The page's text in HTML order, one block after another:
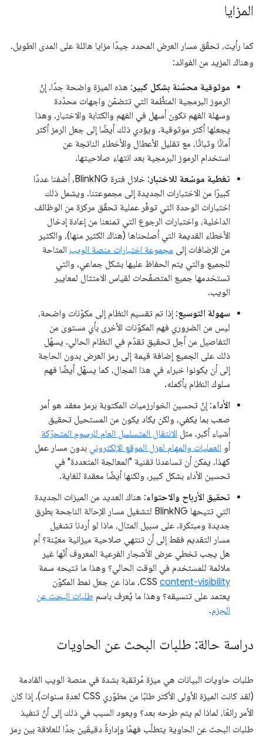
المزايا
كما رأيت، تحقّق مسار العرض المحدد جيدًا مزايا هائلة على المدى الطويل.
وهناك المزيد من الفوائد:
موثوقية محسّنة بشكل كبير : هذه الميزة واضحة جدًا. إنّ
الرموز البرمجية المنظَّمة التي تتضمّن واجهات محدّدة
وسهلة الفهم تكون أسهل في الفهم والكتابة والاختبار. وهذا
يجعلها أكثر موثوقية. ويؤدي ذلك أيضًا إلى جعل الرمز أكثر
أمانًا وثباتًا، مع تقليل الأعطال والأخطاء الناتجة عن
استخدام الرموز البرمجية بعد انتهاء صلاحيتها.
تغطية موسّعة للاختبار
: خلال فترة BlinkNG، أضفنا عددًا
كبيرًا من الاختبارات الجديدة إلى مجموعتنا. ويشمل ذلك
اختبارات الوحدة التي توفّر عملية تحقّق مركزة من الوظائف
الداخلية، واختبارات الرجوع التي تمنعنا من إعادة إدخال
الأخطاء القديمة التي أصلحناها (هناك الكثير منها)، والكثير
من الإضافات إلى مجموعة اختبارات منصة الويب المتاحة
للجميع والتي يتم الحفاظ عليها بشكل جماعي، والتي
تستخدمها جميع المتصفّحات لقياس الامتثال لمعايير
الويب.
سهولة التوسيع: إذا تم تقسيم النظام إلى مكوّنات واضحة،
ليس من الضروري فهم المكوّنات الأخرى بأي مستوى من
التفاصيل من أجل تحقيق تقدّم في النظام الحالي. يسهّل
ذلك على الجميع إضافة قيمة إلى رمز العرض بدون الحاجة
إلى أن يكونوا خبراء في هذا المجال، كما يسهّل أيضًا فهم
سلوك النظام بأكمله.
الأداء: إنّ تحسين الخوارزميات المكتوبة برمز معقد هو أمر
صعب بما يكفي، ولكن يكاد يكون من المستحيل تحقيق
أشياء أكبر، مثل الانتقال المتسلسل العام للرسوم المتحرّكة
أو العمليات والمهام لعزل الموقع الإلكتروني بدون مسار عمل
كهذا. يمكن أن تساعدنا تقنية "المعالجة المتعددة" في
تحسين الأداء بشكل كبير، ولكنها أيضًا معقدة للغاية.
تحقيق الأرباح والاحتواء: هناك العديد من الميزات الجديدة
التي تتيحها BlinkNG لتشغيل مسار الإحالة الناجحة بطرق
جديدة ومبتكرة. على سبيل المثال، ماذا لو أردنا تشغيل
مسار التقديم فقط إلى أن تنتهي صلاحية ميزانية معيّنة؟ أم
هل يجب تخطي عرض الأشجار الفرعية المعروف أنّها غير
ملائمة للمستخدم في الوقت الحالي؟ وهذا ما تتيحه سمة
CSS content-visibility
. ماذا عن جعل نمط المكوّن
يعتمد على تنسيقه؟ وهذا ما يُعرف باسم طلبات البحث عن
الحِزم.
دراسة حالة: طلبات البحث عن الحاويات
طلبات حاويات البيانات هي ميزة مُرتقبة بشدة في منصة الويب القادمة
(لقد كانت الميزة الأولى الأكثر طلبًا من مطوّري CSS لعدة سنوات). إذا كان
الأمر رائعًا، لماذا لم يتم طرحه بعد؟ ويعود السبب في ذلك إلى أنّ تنفيذ
طلبات البحث عن الحاوية يتطلّب فهمًا وإدارةً دقيقَين جدًا للعلاقة بين رمز